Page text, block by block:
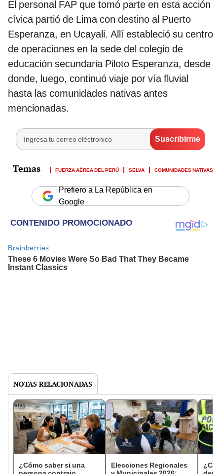
El personal FAP que tomó parte en esta acción
cívica partió de Lima con destino al Puerto
Esperanza, en Ucayali. Allí estableció su centro
de operaciones en la sede del colegio de
educación secundaria Piloto Esperanza, desde
donde, luego, continuó viaje por vía fluvial
hasta las comunidades nativas antes
mencionadas.
FUERZA AÉREA DEL PERÚ SELVA COMUNIDADES NATIVAS
Prefiero a La República en
Google
NOTAS RELACIONADAS
¿Cómo saber si una
Elecciones Regionales